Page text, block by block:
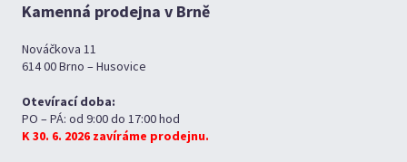
Kamenná prodejna v Brně
Nováčkova 11
614 00 Brno – Husovice
Otevírací doba:
PO – PÁ: od 9:00 do 17:00 hod
K 30. 6. 2026 zavíráme prodejnu.